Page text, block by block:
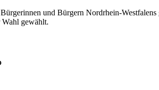
und Bürgern Nordrhein-
Wahl gewählt.